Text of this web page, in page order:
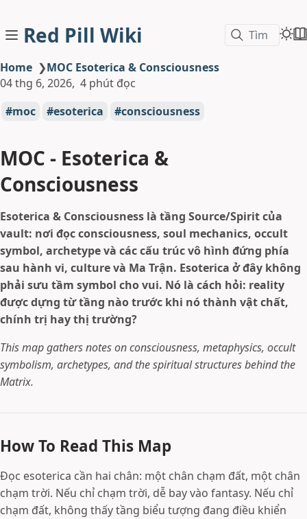
Red Pill Wiki Tìm
Home ❯MOC Esoterica & Consciousness
04 thg 6, 2026 4 phút đọc
moc
esoterica consciousness
MOC - Esoterica &
Consciousness
Esoterica & Consciousness là tầng Source/Spirit của
vault: nơi đọc consciousness, soul mechanics, occult
symbol, archetype và các cấu trúc vô hình đứng phía
sau hành vi, culture và Ma Trận. Esoterica ở đây không
phải sưu tầm symbol cho vui. Nó là cách hỏi: reality
được dựng từ tầng nào trước khi nó thành vật chất,
chính trị hay thị trường?
This map gathers notes on consciousness, metaphysics, occult
symbolism, archetypes, and the spiritual structures behind the
Matrix.
How To Read This Map
Đọc esoterica cần hai chân: một chân chạm đất, một chân
chạm trời. Nếu chỉ chạm trời, dễ bay vào fantasy. Nếu chỉ
chạm đất, không thấy tầng biểu tượng đang điều khiển